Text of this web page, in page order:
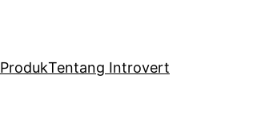
ProdukTentang Introvert